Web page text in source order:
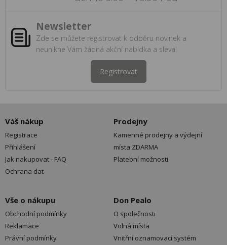
Newsletter
Zde se můžete registrovat k odběru novinek a
neunikne Vám žádná akční nabídka a sleva!
Registrovat
Váš nákup
Registrace
Přihlášení
Jak nakupovat - FAQ
Ochrana dat
Prodejny
Kamenné prodejny a výdejní
místa ZDARMA
Platební možnosti
Vše o nákupu
Obchodní podmínky
Reklamace
Právní podmínky
Don Pealo
O společnosti
Volná místa
Vnitřní oznamovací systém